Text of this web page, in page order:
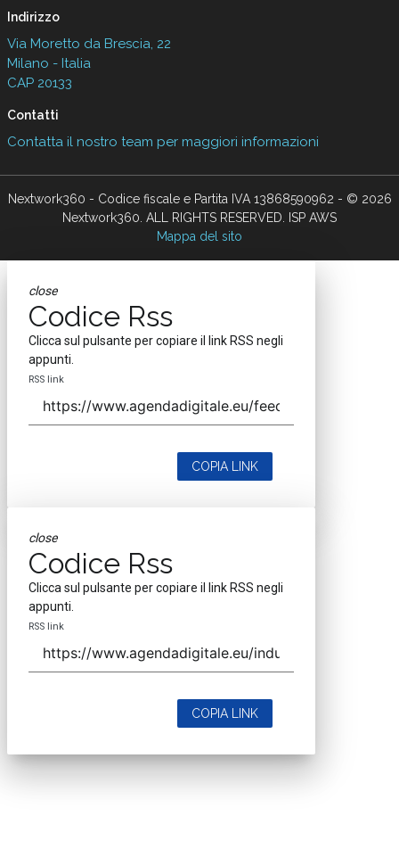
Indirizzo
Via Moretto da Brescia, 22
Milano - Italia
CAP 20133
Contatti
Contatta il nostro team per maggiori informazioni
Nextwork360 - Codice fiscale e Partita IVA 13868590962 - © 2026
Nextwork360. ALL RIGHTS RESERVED. ISP AWS
Mappa del sito
close
Codice Rss
Clicca sul pulsante per copiare il link RSS negli
appunti.
RSS link
COPIA LINK
close
Codice Rss
Clicca sul pulsante per copiare il link RSS negli
appunti.
RSS link
COPIA LINK